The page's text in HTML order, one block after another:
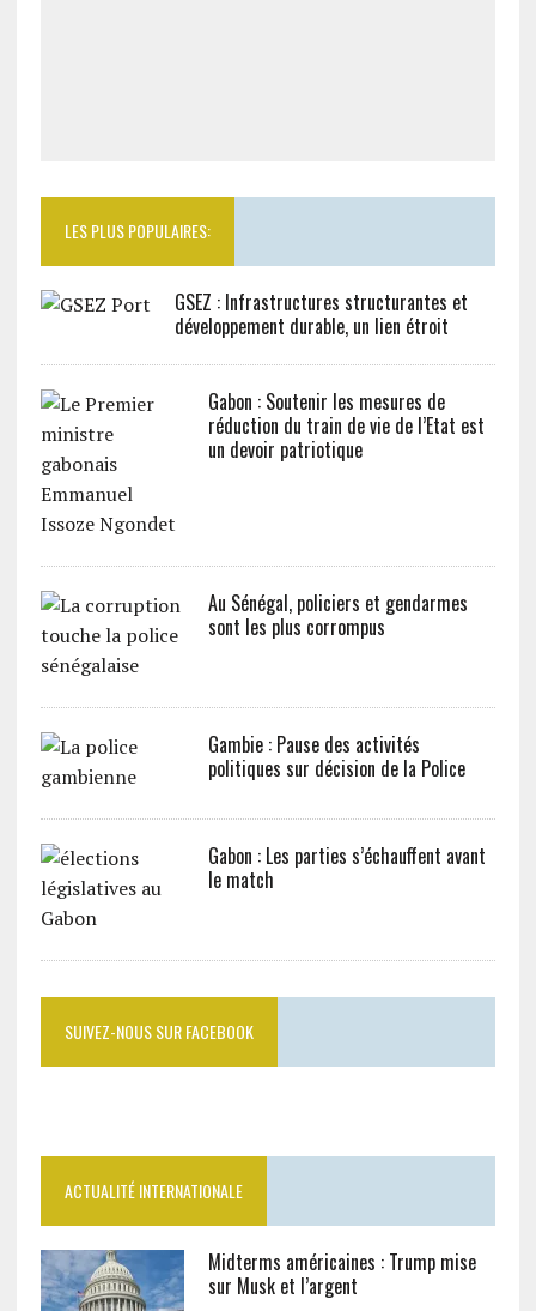
LES PLUS POPULAIRES:
GSEZ : Infrastructures structurantes et
développement durable, un lien étroit
Gabon : Soutenir les mesures de
réduction du train de vie de l’Etat est
un devoir patriotique
Au Sénégal, policiers et gendarmes
sont les plus corrompus
Gambie : Pause des activités
politiques sur décision de la Police
Gabon : Les parties s’échauffent avant
le match
SUIVEZ-NOUS SUR FACEBOOK
ACTUALITÉ INTERNATIONALE
Midterms américaines : Trump mise
sur Musk et l’argent